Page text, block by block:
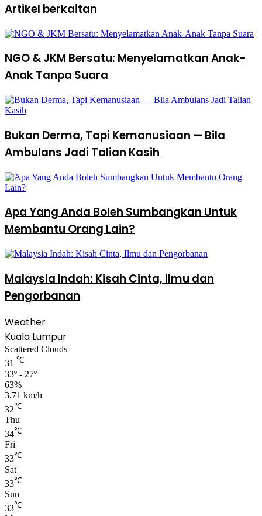
Artikel berkaitan
NGO & JKM Bersatu: Menyelamatkan Anak-
Anak Tanpa Suara
Bukan Derma, Tapi Kemanusiaan — Bila
Ambulans Jadi Talian Kasih
Apa Yang Anda Boleh Sumbangkan Untuk
Membantu Orang Lain?
Malaysia Indah: Kisah Cinta, Ilmu dan
Pengorbanan
Weather
Kuala Lumpur
Scattered Clouds
31 ℃
33º - 27º
63%
3.71 km/h
32℃
Thu
34℃
Fri
33℃
Sat
33℃
Sun
33℃